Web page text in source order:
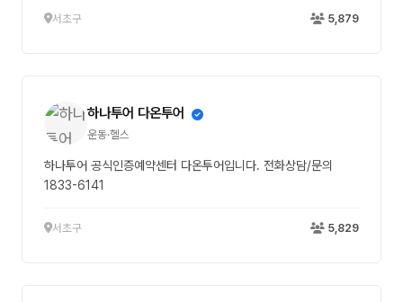
서초구 5,879
하나투어 다온투어
운동·헬스
하나투어 공식인증예약센터 다온투어입니다. 전화상담/문의
1833-6141
서초구 5,829